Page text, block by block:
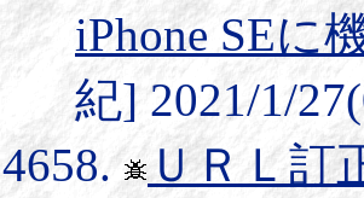
iPhone SEに
紀] 2021/1/
ＵＲＬ訂